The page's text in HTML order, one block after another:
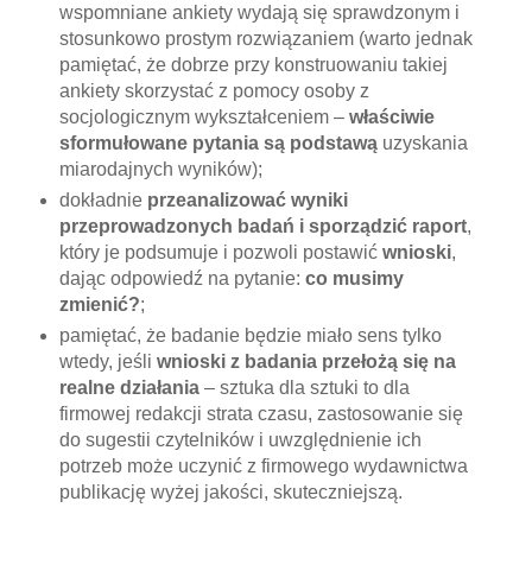
wspomniane ankiety wydają się sprawdzonym i
stosunkowo prostym rozwiązaniem (warto jednak
pamiętać, że dobrze przy konstruowaniu takiej
ankiety skorzystać z pomocy osoby z
socjologicznym wykształceniem – właściwie
sformułowane pytania są podstawąuzyskania
miarodajnych wyników);
dokładnie przeanalizować wyniki
przeprowadzonych badań i sporządzić raport,
który je podsumuje i pozwoli postawić wnioski,
dając odpowiedź na pytanie: co musimy
zmienić?;
pamiętać, że badanie będzie miało sens tylko
wtedy, jeśli wnioski z badania przełożą się na
realne działania– sztuka dla sztuki to dla
firmowej redakcji strata czasu, zastosowanie się
do sugestii czytelników i uwzględnienie ich
potrzeb może uczynić z firmowego wydawnictwa
publikację wyżej jakości, skuteczniejszą.